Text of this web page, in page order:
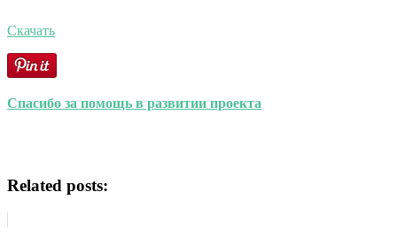
Скачать
Спасибо за помощь в развитии проекта
Related posts: